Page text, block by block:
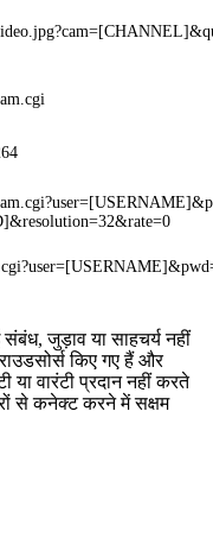
जुड़ाव या साहचर्य नहीं
किए गए हैं और
वारंटी प्रदान नहीं करते
से कनेक्ट करने में सक्षम